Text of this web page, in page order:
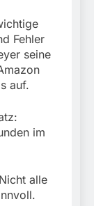
Fehler
seine
auf.
im
alle